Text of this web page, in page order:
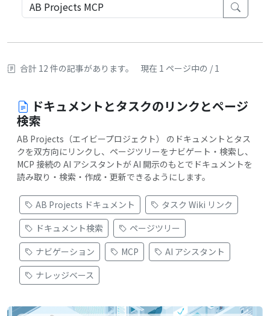
合計 12 件の記事があります。 現在 1 ページ中の / 1
ドキュメントとタスクのリンクとページ
検索
AB Projects（エイビープロジェクト） のドキュメントとタス
クを双方向にリンクし、ページツリーをナビゲート・検索し、
MCP 接続の AI アシスタントが AI 開示のもとでドキュメントを
読み取り・検索・作成・更新できるようにします。
AB Projects ドキュメント
タスク Wiki リンク
ドキュメント検索
ページツリー
ナビゲーション
MCP
AI アシスタント
ナレッジベース